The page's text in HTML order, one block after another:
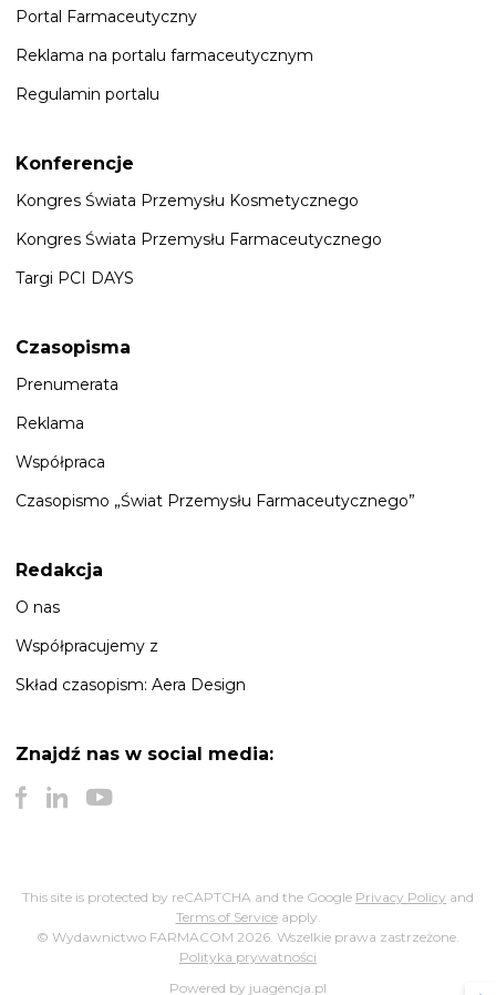
Portal Farmaceutyczny
Reklama na portalu farmaceutycznym
Regulamin portalu
Konferencje
Kongres Świata Przemysłu Kosmetycznego
Kongres Świata Przemysłu Farmaceutycznego
Targi PCI DAYS
Czasopisma
Prenumerata
Reklama
Współpraca
Czasopismo „Świat Przemysłu Farmaceutycznego”
Redakcja
O nas
Współpracujemy z
Skład czasopism: Aera Design
Znajdź nas w social media:
This site is protected by reCAPTCHA and the Google Privacy Policy and
Terms of Serviceapply.
© Wydawnictwo FARMACOM 2026. Wszelkie prawa zastrzeżone.
Polityka prywatności
Powered by juagencja.pl